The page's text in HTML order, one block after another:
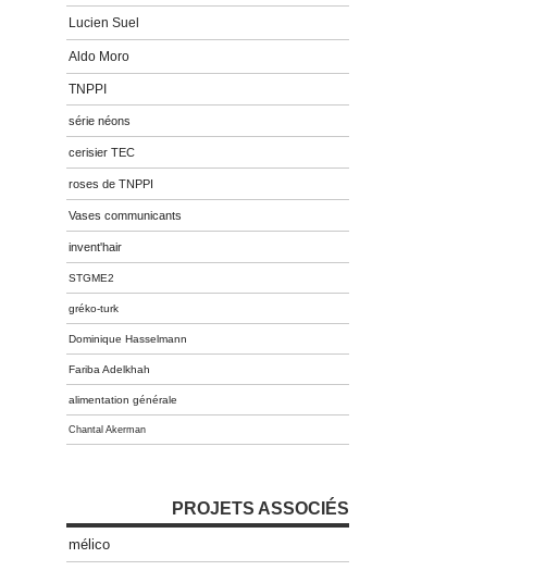
Lucien Suel
Aldo Moro
TNPPI
série néons
cerisier TEC
roses de TNPPI
Vases communicants
invent'hair
STGME2
gréko-turk
Dominique Hasselmann
Fariba Adelkhah
alimentation générale
Chantal Akerman
PROJETS ASSOCIÉS
mélico